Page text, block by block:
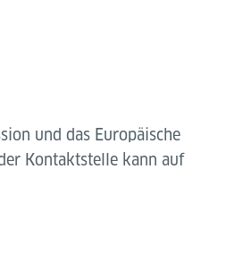
und das Europäische
Kontaktstelle kann auf